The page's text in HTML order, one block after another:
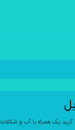
یک همراه با آب و شکلات